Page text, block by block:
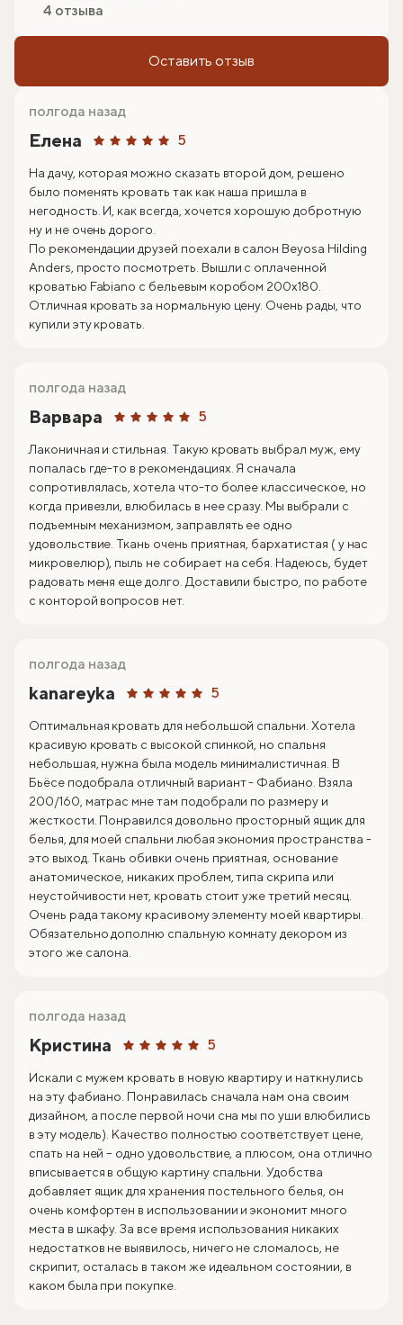
4 отзыва
Оставить отзыв
Елена 5
полгода назад
На дачу, которая можно сказать второй дом, решено
было поменять кровать так как наша пришла в
негодность. И, как всегда, хочется хорошую добротную
ну и не очень дорого.
По рекомендации друзей поехали в салон Beyosa Hilding
Anders, просто посмотреть. Вышли с оплаченной
кроватью Fabiano с бельевым коробом 200х180.
Отличная кровать за нормальную цену. Очень рады, что
купили эту кровать.
Варвара 5
полгода назад
Лаконичная и стильная. Такую кровать выбрал муж, ему
попалась где-то в рекомендациях. Я сначала
сопротивлялась, хотела что-то более классическое, но
когда привезли, влюбилась в нее сразу. Мы выбрали с
подъемным механизмом, заправлять ее одно
удовольствие. Ткань очень приятная, бархатистая ( у нас
микровелюр), пыль не собирает на себя. Надеюсь, будет
радовать меня еще долго. Доставили быстро, по работе
с конторой вопросов нет.
kanareyka 5
полгода назад
Оптимальная кровать для небольшой спальни. Хотела
красивую кровать с высокой спинкой, но спальня
небольшая, нужна была модель минималистичная. В
Бьёсе подобрала отличный вариант - Фабиано. Взяла
200/160, матрас мне там подобрали по размеру и
жесткости. Понравился довольно просторный ящик для
белья, для моей спальни любая экономия пространства -
это выход. Ткань обивки очень приятная, основание
анатомическое, никаких проблем, типа скрипа или
неустойчивости нет, кровать стоит уже третий месяц.
Очень рада такому красивому элементу моей квартиры.
Обязательно дополню спальную комнату декором из
этого же салона.
Кристина 5
полгода назад
Искали с мужем кровать в новую квартиру и наткнулись
на эту фабиано. Понравилась сначала нам она своим
дизайном, а после первой ночи сна мы по уши влюбились
в эту модель). Качество полностью соответствует цене,
спать на ней – одно удовольствие, а плюсом, она отлично
вписывается в общую картину спальни. Удобства
добавляет ящик для хранения постельного белья, он
очень комфортен в использовании и экономит много
места в шкафу. За все время использования никаких
недостатков не выявилось, ничего не сломалось, не
скрипит, осталась в таком же идеальном состоянии, в
каком была при покупке.